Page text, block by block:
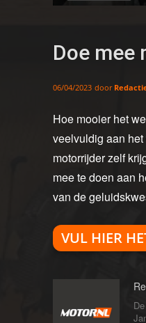
Doe mee
06/04/2023 door
Hoe mooier het
veelvuldig aan
motorrijder zelf
mee te doen aan
van de
VUL HIER